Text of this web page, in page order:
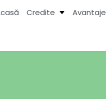
Credite Avantaje